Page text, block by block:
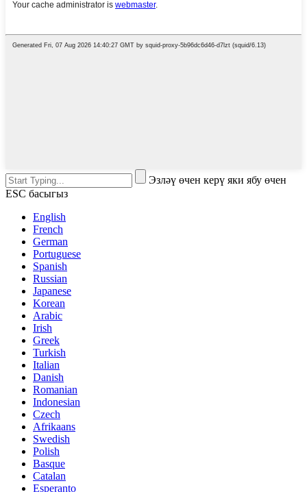
Эзләү өчен керү яки ябу өчен
ESC басыгыз
English
French
German
Portuguese
Spanish
Russian
Japanese
Korean
Arabic
Irish
Greek
Turkish
Italian
Danish
Romanian
Indonesian
Czech
Afrikaans
Swedish
Polish
Basque
Catalan
Esperanto